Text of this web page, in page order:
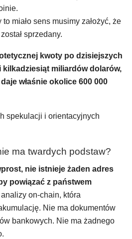
to miało sens musimy założyć, że
sprzedany.
kwoty po dzisiejszych
miliardów dolarów,
właśnie okolice 600 000
spekulacji i orientacyjnych
ma twardych podstaw?
nie istnieje żaden adres
powiązać z państwem
on-chain, która
Nie ma dokumentów
bankowych. Nie ma żadnego